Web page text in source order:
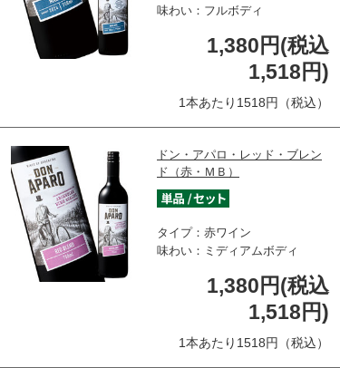
味わい：フルボディ
1,380円(税込
1,518円)
1本あたり1518円（税込）
ドン・アパロ・レッド・ブレン
ド（赤・ＭＢ）
タイプ：赤ワイン
味わい：ミディアムボディ
1,380円(税込
1,518円)
1本あたり1518円（税込）